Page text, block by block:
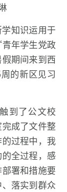
知识运用于
年学生党政
期间来到西
的新区见习
到了公文校
成了文件整
过程中，我
全过程，感
署和措施要
落实到群众